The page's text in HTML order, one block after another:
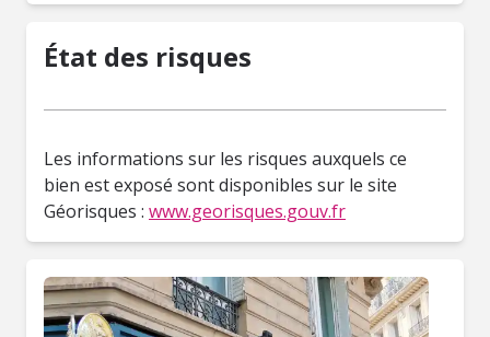
État des risques
Les informations sur les risques auxquels ce
bien est exposé sont disponibles sur le site
Géorisques : www.georisques.gouv.fr